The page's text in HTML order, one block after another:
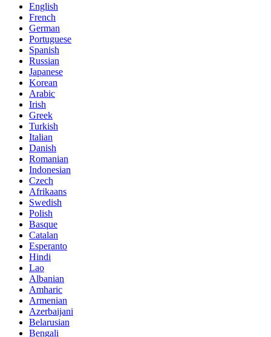
English
French
German
Portuguese
Spanish
Russian
Japanese
Korean
Arabic
Irish
Greek
Turkish
Italian
Danish
Romanian
Indonesian
Czech
Afrikaans
Swedish
Polish
Basque
Catalan
Esperanto
Hindi
Lao
Albanian
Amharic
Armenian
Azerbaijani
Belarusian
Bengali